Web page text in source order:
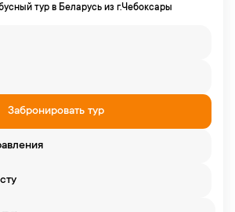
тур в Беларусь из г.Чебоксары
Забронировать тур